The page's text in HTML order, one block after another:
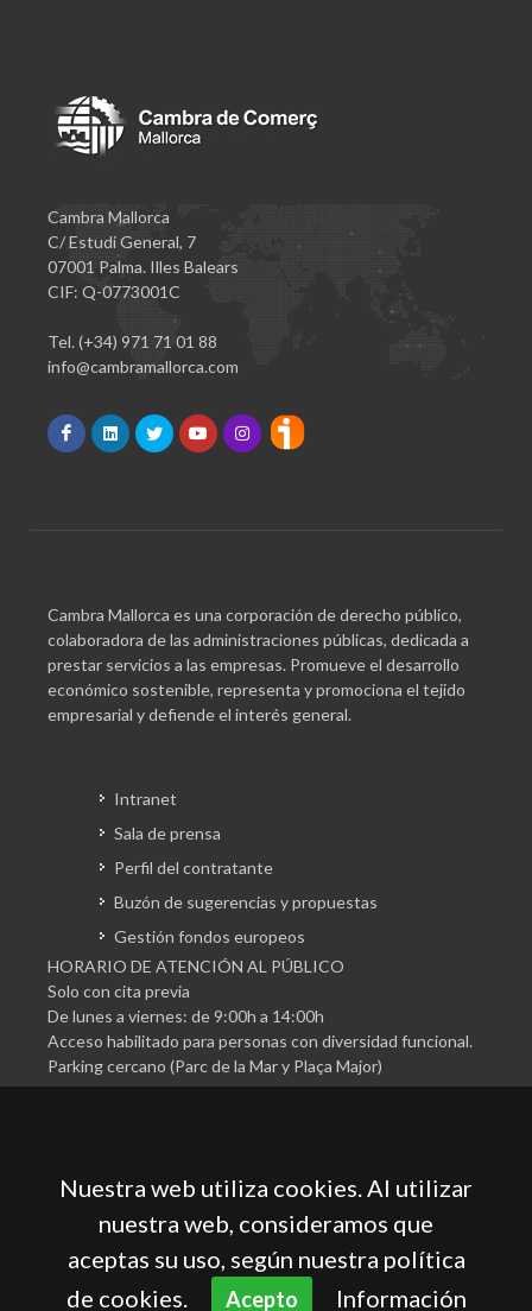
Cambra Mallorca
C/ Estudi General, 7
07001 Palma. Illes Balears
CIF: Q-0773001C
Tel. (+34) 971 71 01 88
info@cambramallorca.com
Cambra Mallorca es una corporación de derecho público,
colaboradora de las administraciones públicas, dedicada a
prestar servicios a las empresas. Promueve el desarrollo
económico sostenible, representa y promociona el tejido
empresarial y defiende el interés general.
Intranet
Sala de prensa
Perfil del contratante
Buzón de sugerencias y propuestas
Gestión fondos europeos
HORARIO DE ATENCIÓN AL PÚBLICO
Solo con cita previa
De lunes a viernes: de 9:00h a 14:00h
Acceso habilitado para personas con diversidad funcional.
Parking cercano (Parc de la Mar y Plaça Major)
Cámara Oficial de Comercio, Industria, Servicios y
Navegación de Mallorca
Nuestra web utiliza cookies. Al utilizar
nuestra web, consideramos que
aceptas su uso, según nuestra política
de cookies.
Acepto Información